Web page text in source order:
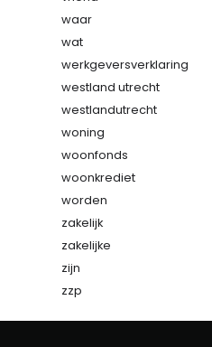
waar
wat
werkgeversverklaring
westland utrecht
westlandutrecht
woning
woonfonds
woonkrediet
worden
zakelijk
zakelijke
zijn
zzp